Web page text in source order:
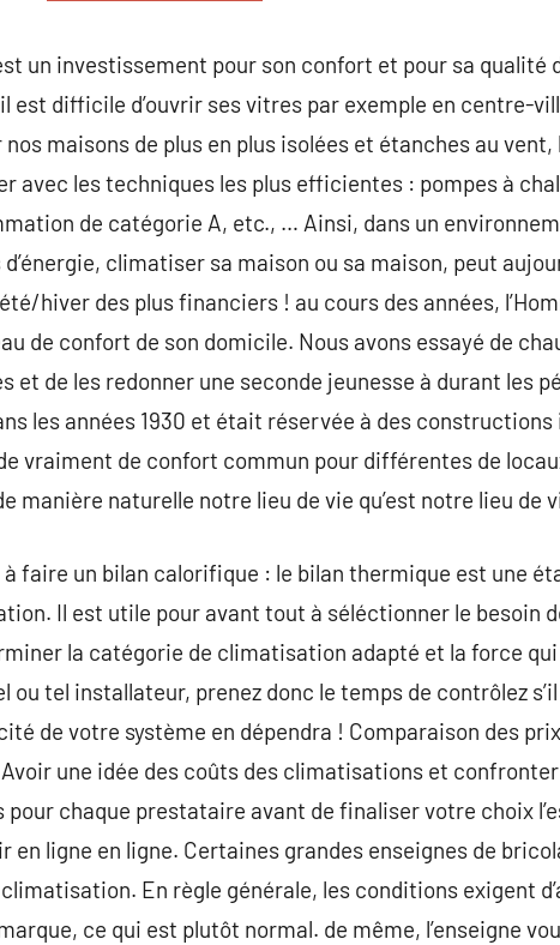
un investissement pour son confort et pour sa qualité
est difficile d’ouvrir ses vitres par exemple en centre-
maisons de plus en plus isolées et étanches au
avec les techniques les plus efficientes : pompes à
de catégorie A, etc., … Ainsi, dans un
climatiser sa maison ou sa maison, peut
hiver des plus financiers ! au cours des années,
de confort de son domicile. Nous avons essayé de
et de les redonner une seconde jeunesse à durant les
les années 1930 et était réservée à des
vraiment de confort commun pour différentes de
manière naturelle notre lieu de vie qu’est notre lieu de
faire un bilan calorifique : le bilan thermique est une
Il est utile pour avant tout à séléctionner le besoin
la catégorie de climatisation adapté et la force
ou tel installateur, prenez donc le temps de contrôlez
de votre système en dépendra ! Comparaison des
une idée des coûts des climatisations et
chaque prestataire avant de finaliser votre choix
ligne en ligne. Certaines grandes enseignes de
En règle générale, les conditions exigent
ce qui est plutôt normal. de même, l’enseigne